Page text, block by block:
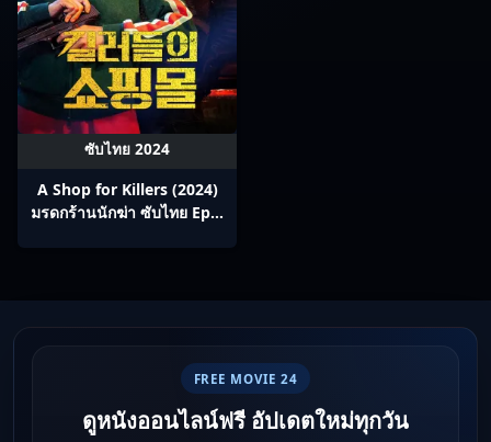
ซับไทย 2024
A Shop for Killers (2024)
มรดกร้านนักฆ่า ซับไทย Ep1-
FREE MOVIE 24
ดูหนังออนไลน์ฟรี อัปเดตใหม่ทุกวัน